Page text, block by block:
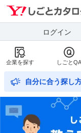
ログイン
企業を探す しごとQA
自分に合う探し